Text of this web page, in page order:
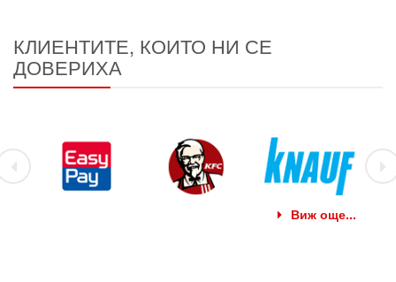
КЛИЕНТИТЕ, КОИТО НИ СЕ
ДОВЕРИХА
Виж още...